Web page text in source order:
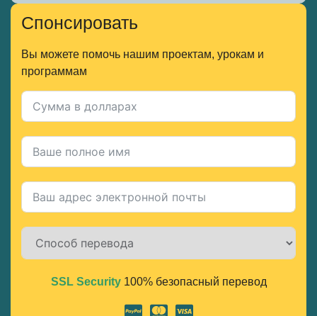
Спонсировать
Вы можете помочь нашим проектам, урокам и
программам
Alternative:
SSL Security100% безопасный перевод